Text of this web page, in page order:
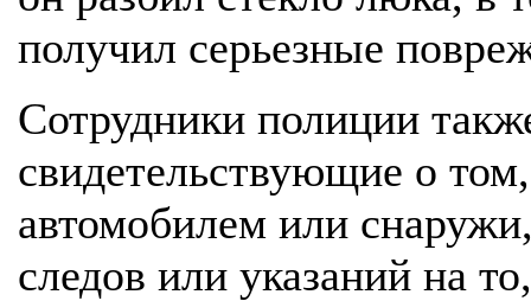
получил серьезные
Сотрудники полиции
свидетельствующие о
автомобилем или
следов или указаний на